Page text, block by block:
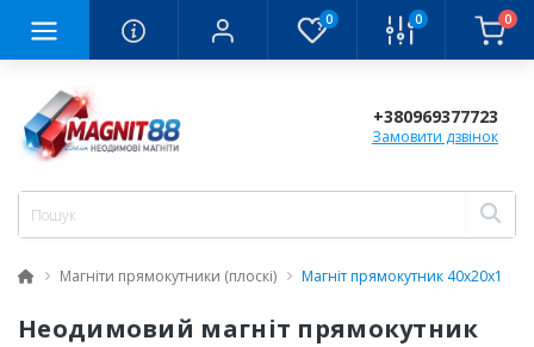
0 0 0
+380969377723
Замовити дзвінок
Магніти прямокутники (плоскі) Магніт прямокутник 40x20x1
Неодимовий магніт прямокутник